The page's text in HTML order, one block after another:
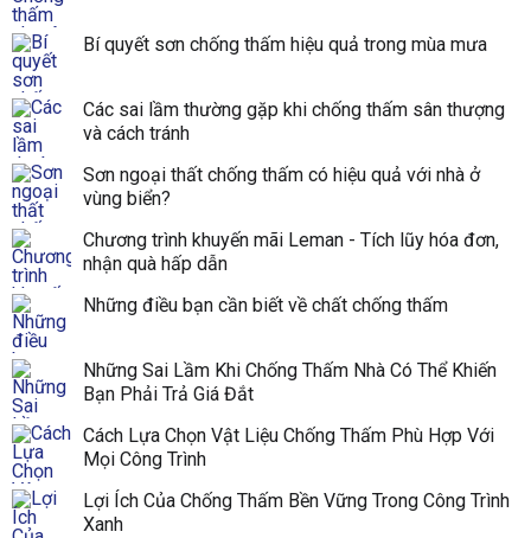
Bí quyết sơn chống thấm hiệu quả trong mùa mưa
Các sai lầm thường gặp khi chống thấm sân thượng
và cách tránh
Sơn ngoại thất chống thấm có hiệu quả với nhà ở
vùng biển?
Chương trình khuyến mãi Leman - Tích lũy hóa đơn,
nhận quà hấp dẫn
Những điều bạn cần biết về chất chống thấm
Những Sai Lầm Khi Chống Thấm Nhà Có Thể Khiến
Bạn Phải Trả Giá Đắt
Cách Lựa Chọn Vật Liệu Chống Thấm Phù Hợp Với
Mọi Công Trình
Lợi Ích Của Chống Thấm Bền Vững Trong Công Trình
Xanh